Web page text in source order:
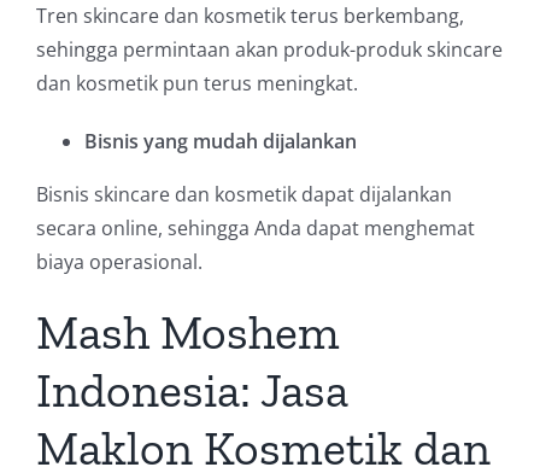
Tren skincare dan kosmetik terus berkembang,
sehingga permintaan akan produk-produk skincare
dan kosmetik pun terus meningkat.
Bisnis yang mudah dijalankan
Bisnis skincare dan kosmetik dapat dijalankan
secara online, sehingga Anda dapat menghemat
biaya operasional.
Mash Moshem
Indonesia: Jasa
Maklon Kosmetik dan